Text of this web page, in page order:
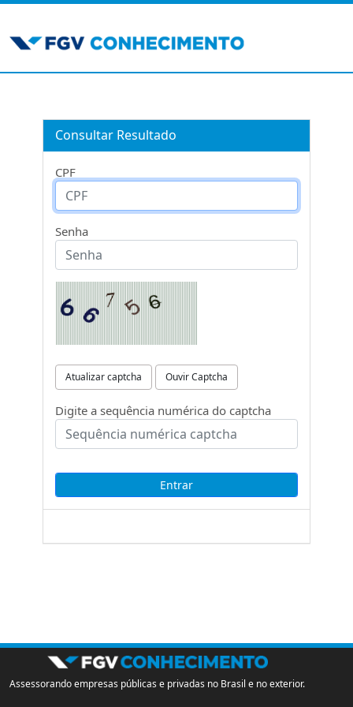
Consultar Resultado
CPF
Senha
Atualizar captcha Ouvir Captcha
Digite a sequência numérica do captcha
Assessorando empresas públicas e privadas no Brasil e no exterior.